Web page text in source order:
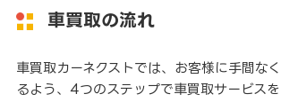
車買取の流れ
車買取カーネクストでは、お客様に手間な
るよう、4つのステップで車買取サービス